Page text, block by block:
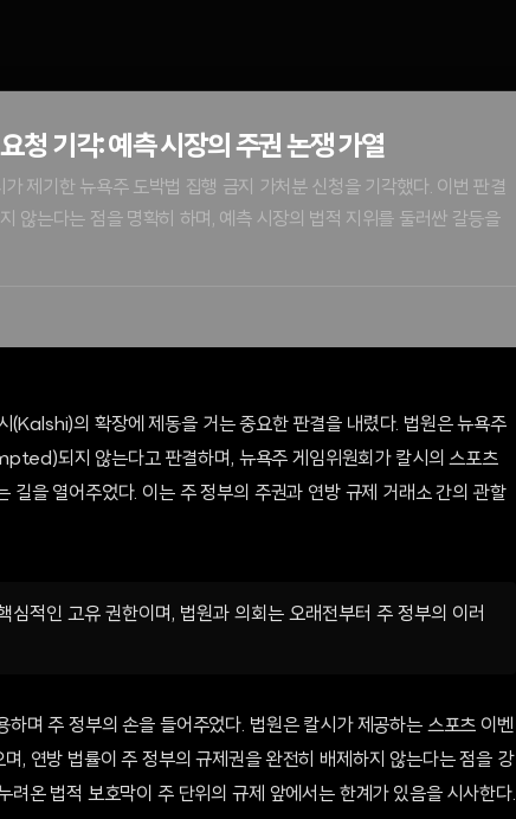
청 기각: 예측 시장의 주권 논쟁 가열
제기한 뉴욕주 도박법 집행 금지 가처분 신청을 기각했다. 이번 판결
않는다는 점을 명확히 하며, 예측 시장의 법적 지위를 둘러싼 갈등을
의 확장에 제동을 거는 중요한 판결을 내렸다. 법원은 뉴욕주
되지 않는다고 판결하며, 뉴욕주 게임위원회가 칼시의 스포츠
길을 열어주었다. 이는 주 정부의 주권과 연방 규제 거래소 간의 관할
적인 고유 권한이며, 법원과 의회는 오래전부터 주 정부의 이러
며 주 정부의 손을 들어주었다. 법원은 칼시가 제공하는 스포츠 이벤
, 연방 법률이 주 정부의 규제권을 완전히 배제하지 않는다는 점을 강
온 법적 보호막이 주 단위의 규제 앞에서는 한계가 있음을 시사한다.